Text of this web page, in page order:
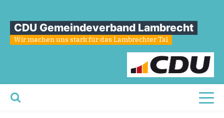
CDU Gemeindeverband Lambrecht
Wir machen uns stark für das Lambrechter Tal